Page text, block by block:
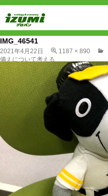
IMG_46541
2021年4月22日 1187 × 890
備えについて考える